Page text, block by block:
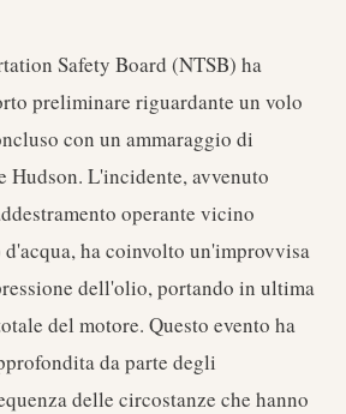
Safety Board (NTSB) ha
preliminare riguardante un volo
con un ammaraggio di
Hudson. L'incidente, avvenuto
operante vicino
ha coinvolto un'improvvisa
dell'olio, portando in ultima
del motore. Questo evento ha
da parte degli
delle circostanze che hanno